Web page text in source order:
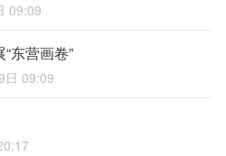
09:09
东营画卷”
日 09:09